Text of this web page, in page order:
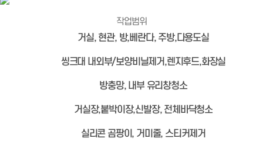
작업범위
거실, 현관, 방,베란다, 주방,다용도실
씽크대 내외부/보양비닐제거,렌지후드,화장실
방충망, 내부 유리창청소
거실장,붙박이장,신발장, 전체바닥청소
실리콘 곰팡이, 거미줄, 스티커제거